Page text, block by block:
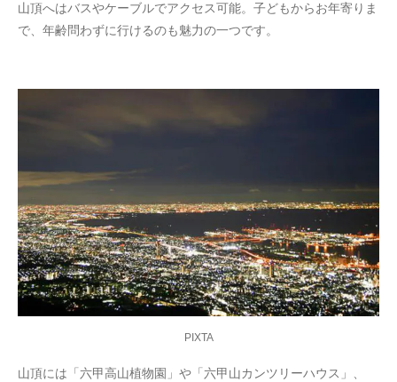
山頂へはバスやケーブルでアクセス可能。子どもからお年寄りま
で、年齢問わずに行けるのも魅力の一つです。
PIXTA
山頂には「六甲高山植物園」や「六甲山カンツリーハウス」、